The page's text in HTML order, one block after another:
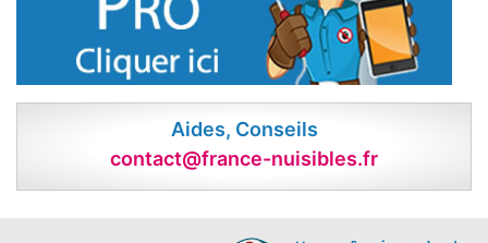
Aides, Conseils
contact@france-nuisibles.fr